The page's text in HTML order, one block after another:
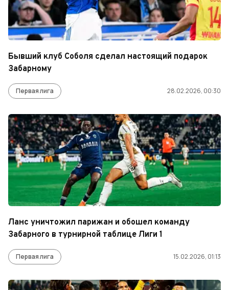
Бывший клуб Соболя сделал настоящий подарок
Забарному
Первая лига 28.02.2026, 00:30
Ланс уничтожил парижан и обошел команду
Забарного в турнирной таблице Лиги 1
Первая лига 15.02.2026, 01:13